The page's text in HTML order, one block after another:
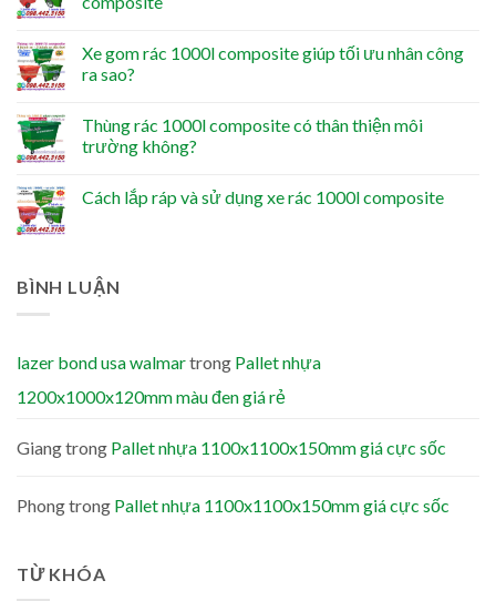
Xe gom rác 1000l composite giúp tối ưu nhân công
ra sao?
Thùng rác 1000l composite có thân thiện môi
trường không?
Cách lắp ráp và sử dụng xe rác 1000l composite
BÌNH LUẬN
lazer bond usa walmartrong Pallet nhựa
1200x1000x120mm màu đen giá rẻ
Giangtrong Pallet nhựa 1100x1100x150mm giá cực sốc
Phongtrong Pallet nhựa 1100x1100x150mm giá cực sốc
TỪ KHÓA